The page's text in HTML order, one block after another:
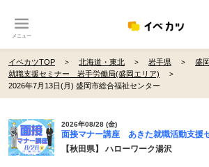
メニュー
イベカツTOP 北海道・東北 岩手県
盛
就職支援セミナー 岩手労働局(盛岡エリア)
2026年7月13日(月) 盛岡市総合福祉センター
2026年08/28 (金)
面接マナー講座 あきた就職活動支援
【秋田県】 ハローワーク湯沢